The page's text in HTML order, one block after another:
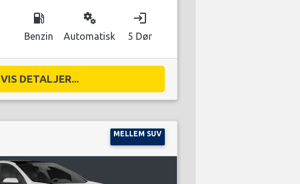
local_gas_station
Benzin
miscellaneous_services
Automatisk
login
5 Dør
VIS DETALJER...
MELLEM SUV